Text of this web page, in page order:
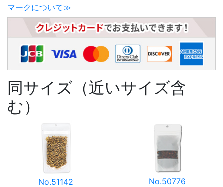
マークについて≫
同サイズ（近いサイズ含
む）
No.51142
No.50776